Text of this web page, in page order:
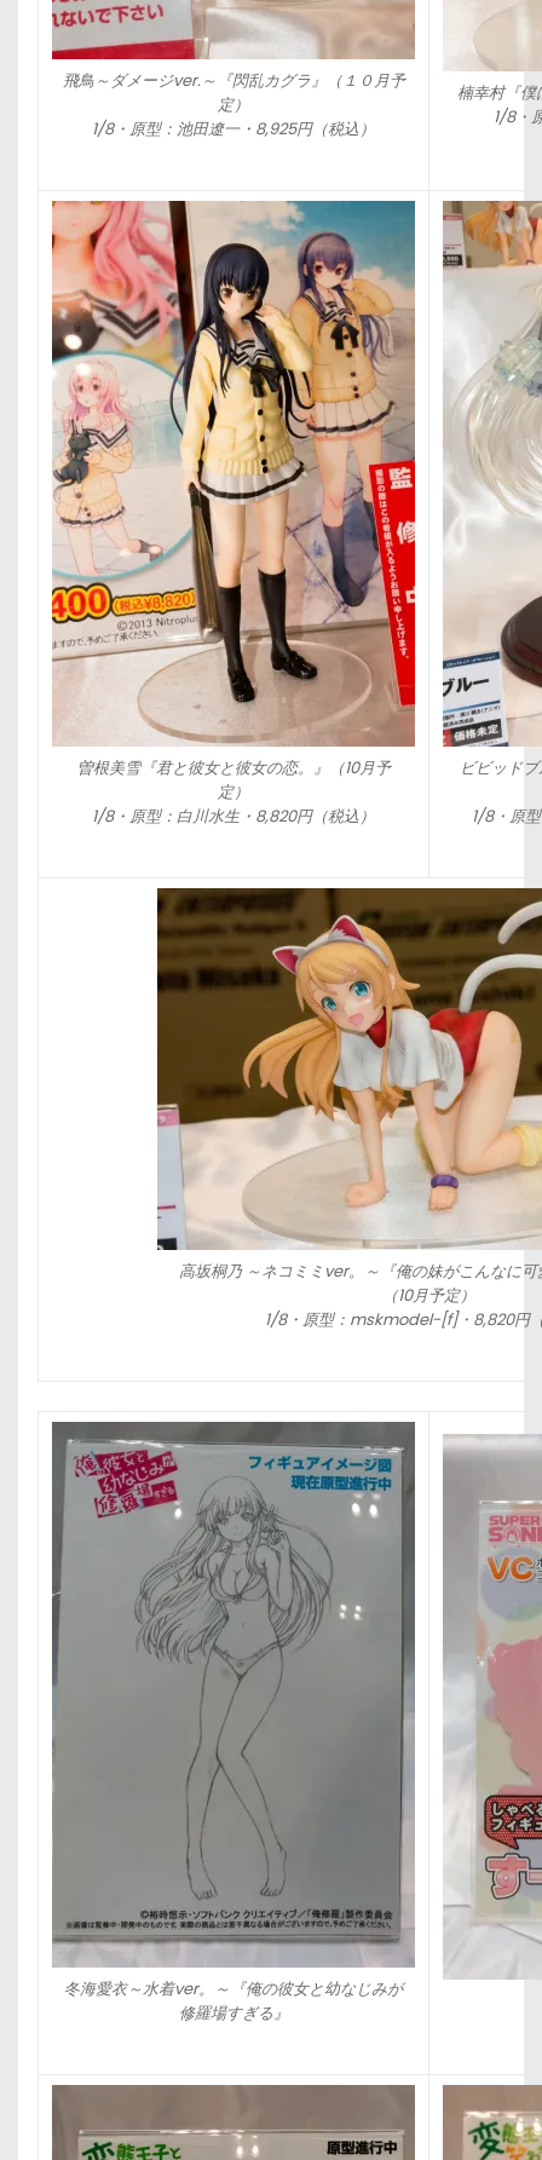
飛鳥～ダメージver.～『閃乱カグラ』（１０月予
定）
1/8・原型：池田遼一・8,925円（税込）
楠幸村『僕
1/8・
曽根美雪『君と彼女と彼女の恋。』（10月予
定）
1/8・原型：白川水生・8,820円（税込）
ビビッド
1/8・原
高坂桐乃 ～ネコミミver。～『俺の妹がこんなに
（10月予定）
1/8・原型：mskmodel-[f]・8,820円
冬海愛衣～水着ver。～『俺の彼女と幼なじみが
修羅場すぎる』